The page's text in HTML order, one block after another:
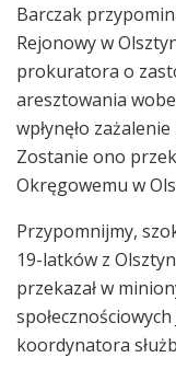
Barczak
Rejonowy w
prokuratora o
aresztowania
wpłynęło
Zostanie ono
Okręgowemu w
Przypomnijmy,
19-latków z
przekazał w
koordynatora